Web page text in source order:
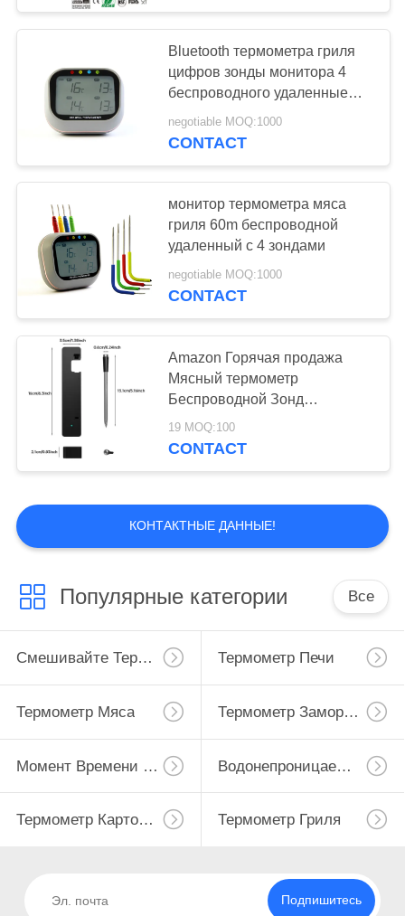
Bluetooth термометра гриля
цифров зонды монитора 4
беспроводного удаленные
жарят сигнал тревоги
negotiable MOQ:1000
CONTACT
монитор термометра мяса
гриля 60m беспроводной
удаленный с 4 зондами
negotiable MOQ:1000
CONTACT
Amazon Горячая продажа
Мясный термометр
Беспроводной Зонд
Приложение Управляемый
Умный Термометр С Длинной
19 MOQ:100
CONTACT
КОНТАКТНЫЕ ДАННЫЕ!
Популярные категории Все
Смешивайте Термометр Термометр Печи
Термометр Мяса Термометр Замораживателя Холодильника
Момент Времени Прочитал Цифровой Термометр Водонепроницаемый Цифровой Термометр
Термометр Картофеля Фри Конфеты Глубокий Термометр Гриля
Подпишитесь